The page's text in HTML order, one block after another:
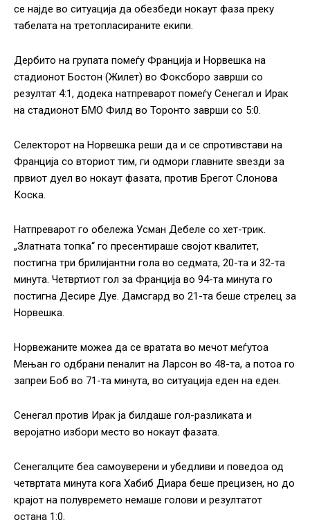
се најде во ситуација да обезбеди нокаут фаза преку
табелата на третопласираните екипи.
Дербито на групата помеѓу Франција и Норвешка на
стадионот Бостон (Жилет) во Фоксборо заврши со
резултат 4:1, додека натпреварот помеѓу Сенегал и Ирак
на стадионот БМО Филд во Торонто заврши со 5:0.
Селекторот на Норвешка реши да и се спротивстави на
Франција со вториот тим, ги одмори главните ѕвезди за
првиот дуел во нокаут фазата, против Брегот Слонова
Коска.
Натпреварот го обележа Усман Дебеле со хет-трик.
„Златната топка“ го пресентираше својот квалитет,
постигна три брилијантни гола во седмата, 20-та и 32-та
минута. Четвртиот гол за Франција во 94-та минута го
постигна Десире Дуе. Дамсгард во 21-та беше стрелец за
Норвешка.
Норвежаните можеа да се вратата во мечот меѓутоа
Мењан го одбрани пеналит на Ларсон во 48-та, а потоа го
запреи Боб во 71-та минута, во ситуација еден на еден.
Сенегал против Ирак ја билдаше гол-разликата и
веројатно избори место во нокаут фазата.
Сенегалците беа самоуверени и убедливи и поведоа од
четвртата минута кога Хабиб Диара беше прецизен, но до
крајот на полувремето немаше голови и резултатот
остана 1:0.